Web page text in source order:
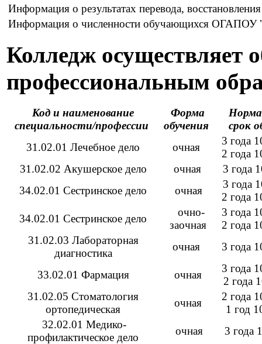
Информация о результатах перевода,
Информация о численности обучающихся
Колледж осуществляет
профессиональным
Код и наименование
специальности/профессии
Форма
обучения
срок
31.02.01 Лечебное дело
очная
3 года
2 года
31.02.02 Акушерское дело
очная
3 года
34.02.01 Сестринское дело
очная
3 года
2 года
34.02.01 Сестринское дело
очно-
заочная
3 года
2 года
31.02.03 Лабораторная
диагностика
очная 3 года
33.02.01 Фармация очная
3 года
2 года
31.02.05 Стоматология
ортопедическая
очная
2 года
1 год
32.02.01 Медико-
профилактическое дело
очная
3 года